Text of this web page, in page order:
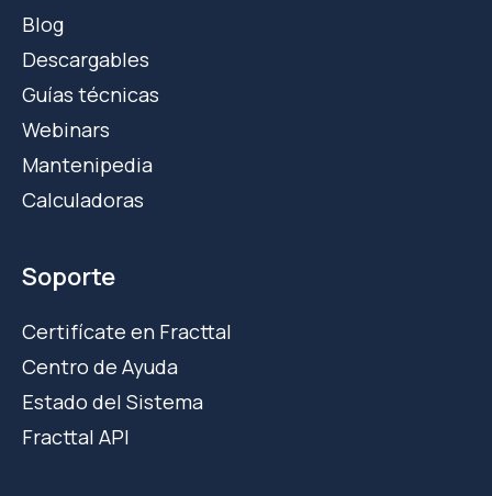
Blog
Descargables
Guías técnicas
Webinars
Mantenipedia
Calculadoras
Soporte
Certifícate en Fracttal
Centro de Ayuda
Estado del Sistema
Fracttal API